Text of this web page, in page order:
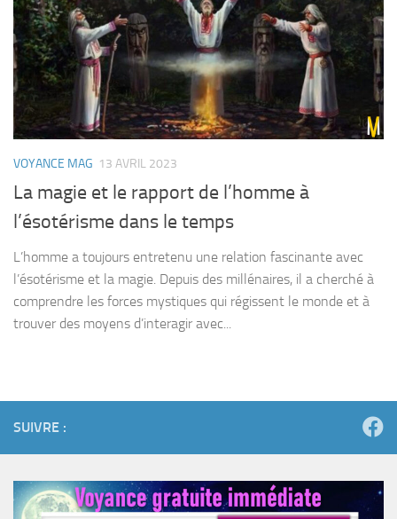
VOYANCE MAG 13 AVRIL 2023
La magie et le rapport de l’homme à
l’ésotérisme dans le temps
L’homme a toujours entretenu une relation fascinante avec
l’ésotérisme et la magie. Depuis des millénaires, il a cherché à
comprendre les forces mystiques qui régissent le monde et à
trouver des moyens d’interagir avec...
SUIVRE :